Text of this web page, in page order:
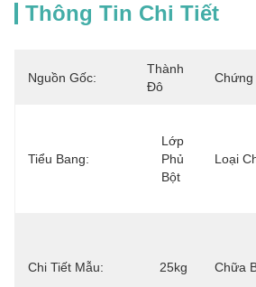
Thông Tin Chi Tiết
Nguồn Gốc:
Thành
Đô
Chứng
Tiểu Bang:
Lớp
Phủ
Bột
Loại
Chi Tiết Mẫu: 25kg Chữa